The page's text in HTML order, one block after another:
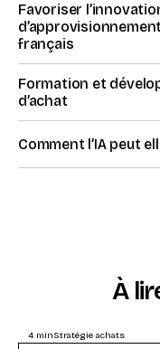
Favoriser
français
Formation et
d’achat
Comment l’IA peut
À
4 minStratégie achats